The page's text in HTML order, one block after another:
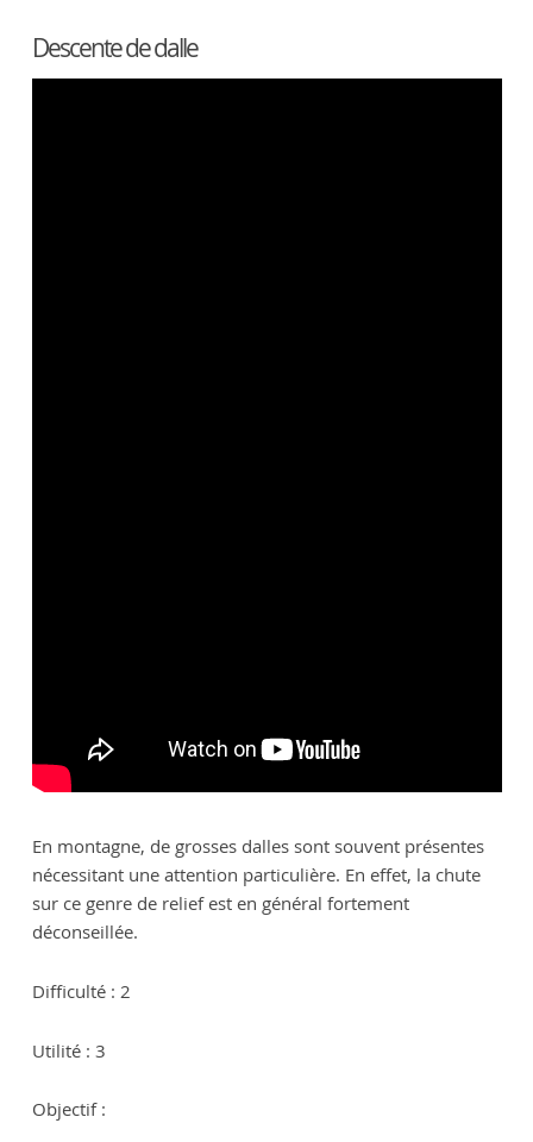
Descente de dalle
En montagne, de grosses dalles sont souvent présentes
nécessitant une attention particulière. En effet, la chute
sur ce genre de relief est en général fortement
déconseillée.
Difficulté : 2
Utilité : 3
Objectif :